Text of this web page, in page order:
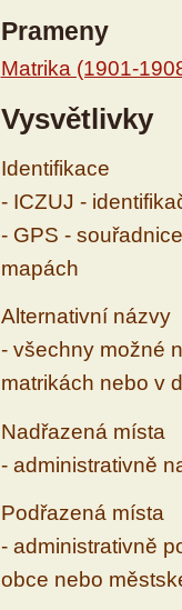
Prameny
Matrika (1901-
Vysvětlivky
Identifikace
- ICZUJ -
- GPS -
mapách
Alternativní názvy
- všechny možné
matrikách nebo v
Nadřazená místa
- administrativně
Podřazená místa
- administrativně
obce nebo